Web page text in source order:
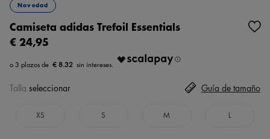
Novedad
Camiseta adidas Trefoil Essentials
€ 24,95
€ 8.32
Talla seleccionar
XS S M L
Guía de tamaño